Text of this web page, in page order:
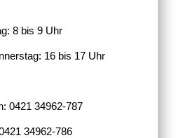
8 bis 9 Uhr
16 bis 17 Uhr
0421 34962-787
34962-786